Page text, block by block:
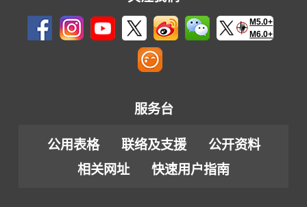
M5.0+
M6.0+
服务台
公用表格 联络及支援
公开资料
相关网址
快速用户指南